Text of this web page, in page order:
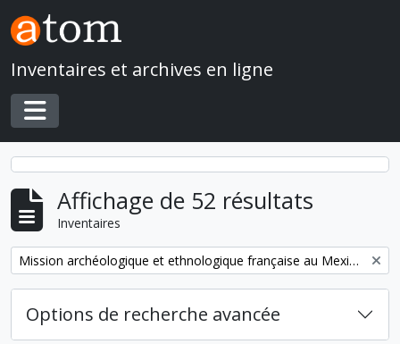
Skip to main content
Inventaires et archives en ligne
Toggle navigation
Affichage de 52 résultats
Inventaires
Remove filter: Mission archéologique et ethnologique française au Mexique
Options de recherche avancée